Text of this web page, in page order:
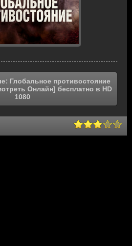
Глобальное противостояние
Онлайн] бесплатно в HD
1080